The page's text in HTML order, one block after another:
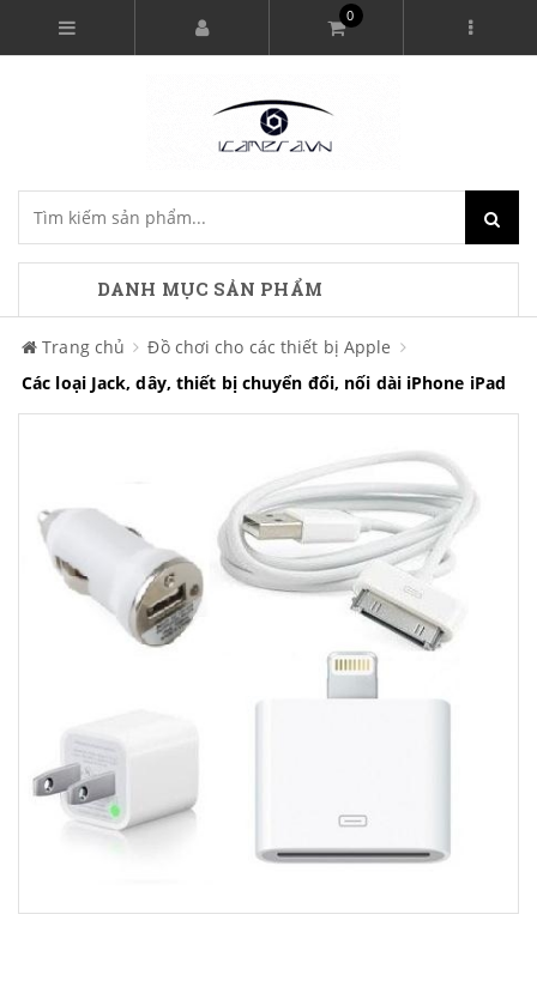
0
DANH MỤC SẢN PHẨM
Trang chủ
Đồ chơi cho các thiết bị Apple
Các loại Jack, dây, thiết bị chuyển đổi, nối dài iPhone iPad